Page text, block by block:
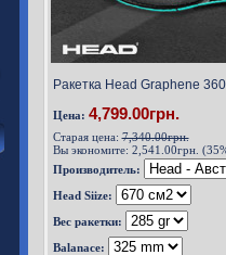
Ракетка Head Graphene
Цена: 4,799.00грн.
Старая цена:7,340.00грн.
Вы экономите: 2,541.00грн.
Производитель:
Head Siize:
Вес ракетки:
Balanace: